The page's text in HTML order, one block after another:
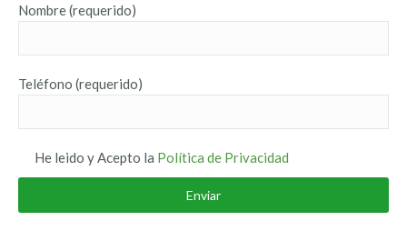
newnewnewnew
Nombre (requerido)
Teléfono (requerido)
He leido y Acepto la Política de Privacidad